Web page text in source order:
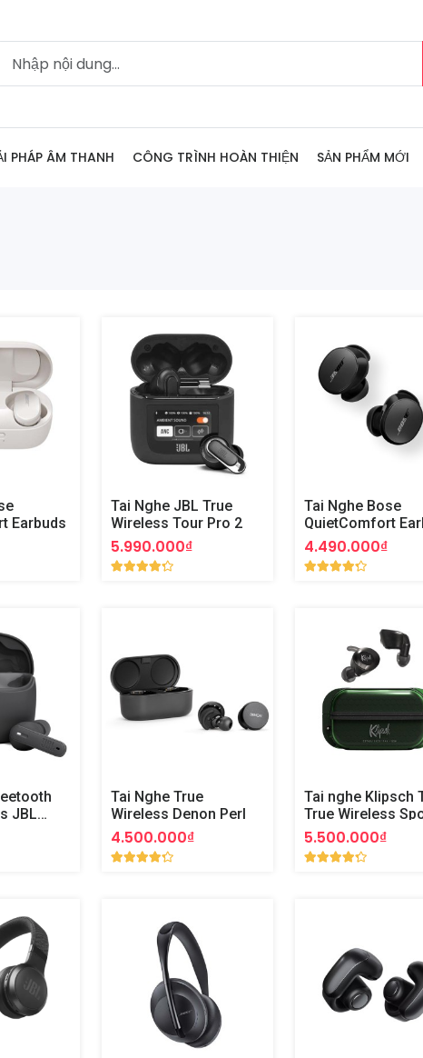
PHÁP ÂM THANH CÔNG TRÌNH HOÀN THIỆN SẢN PHẨM MỚI
Earbuds
Tai Nghe JBL True
Wireless Tour Pro 2
5.990.000₫
Tai Nghe Bose
QuietComfort
Chính Hãng
4.490.000₫
JBL
Tai Nghe True
Wireless Denon Perl
4.500.000₫
Tai nghe Klipsch
True Wireless
Earphones
5.500.000₫